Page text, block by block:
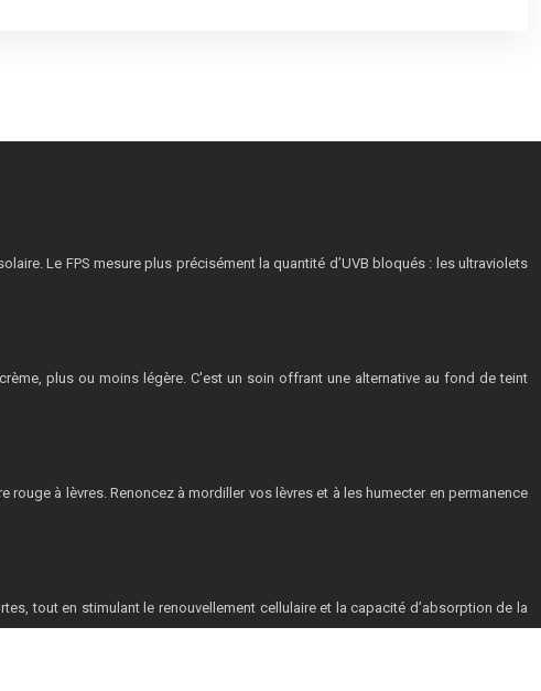
Le FPS mesure plus précisément la quantité d’UVB bloqués : les ultraviolets
plus ou moins légère. C'est un soin offrant une alternative au fond de teint
à lèvres. Renoncez à mordiller vos lèvres et à les humecter en permanence
tout en stimulant le renouvellement cellulaire et la capacité d’absorption de la